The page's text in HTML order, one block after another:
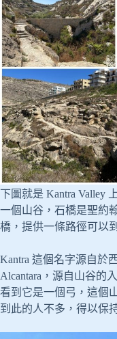
下圖就是 Kantra Valley
一個山谷，石橋是聖約
橋，提供一條路徑可以
Kantra 這個名字源自於
Alcantara，源自山谷的
看到它是一個弓，這個
到此的人不多，得以保